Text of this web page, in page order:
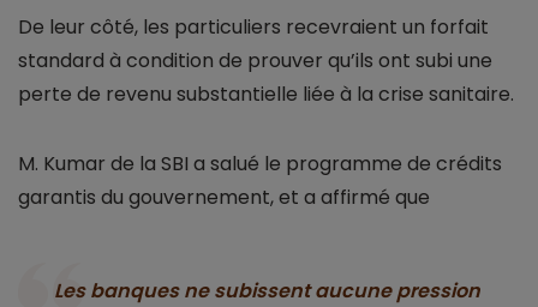
De leur côté, les particuliers recevraient un forfait
standard à condition de prouver qu’ils ont subi une
perte de revenu substantielle liée à la crise sanitaire.
M. Kumar de la SBI a salué le programme de crédits
garantis du gouvernement, et a affirmé que
Les banques ne subissent aucune pression